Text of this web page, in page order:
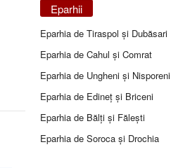
Eparhii
Eparhia de Tiraspol și Dubăsari
Eparhia de Cahul și Comrat
Eparhia de Ungheni și Nisporeni
Eparhia de Edineţ şi Briceni
Eparhia de Bălţi şi Făleşti
Eparhia de Soroca și Drochia